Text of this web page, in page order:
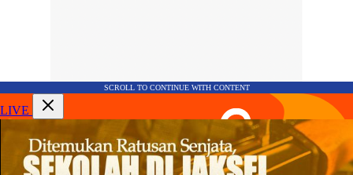
SCROLL TO CONTINUE WITH CONTENT
LIVE